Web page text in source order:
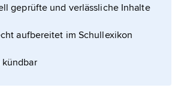
1 389 ha (2003) Rebfläche
reifende
geprüfte und verlässliche Inhalte
aufbereitet im Schullexikon